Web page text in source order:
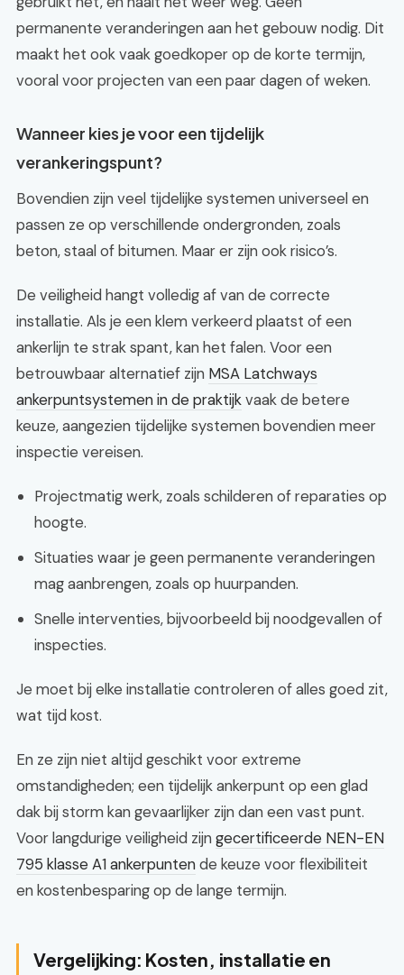
permanente veranderingen aan het gebouw nodig. Dit
maakt het ook vaak goedkoper op de korte termijn,
vooral voor projecten van een paar dagen of weken.
Wanneer kies je voor een tijdelijk
verankeringspunt?
Bovendien zijn veel tijdelijke systemen universeel en
passen ze op verschillende ondergronden, zoals
beton, staal of bitumen. Maar er zijn ook risico’s.
De veiligheid hangt volledig af van de correcte
installatie. Als je een klem verkeerd plaatst of een
ankerlijn te strak spant, kan het falen. Voor een
betrouwbaar alternatief zijn MSA Latchways
ankerpuntsystemen in de praktijkvaak de betere
keuze, aangezien tijdelijke systemen bovendien meer
inspectie vereisen.
Projectmatig werk, zoals schilderen of reparaties op
hoogte.
Situaties waar je geen permanente veranderingen
mag aanbrengen, zoals op huurpanden.
Snelle interventies, bijvoorbeeld bij noodgevallen of
inspecties.
Je moet bij elke installatie controleren of alles goed zit,
wat tijd kost.
En ze zijn niet altijd geschikt voor extreme
omstandigheden; een tijdelijk ankerpunt op een glad
dak bij storm kan gevaarlijker zijn dan een vast punt.
Voor langdurige veiligheid zijngecertificeerde NEN-EN
795 klasse A1 ankerpuntende keuze voor flexibiliteit
en kostenbesparing op de lange termijn.
Vergelijking: Kosten, installatie en